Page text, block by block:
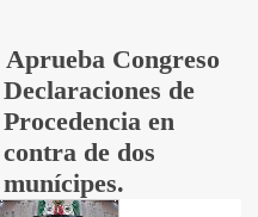
Aprueba Congreso
Declaraciones de
Procedencia en
contra de dos
munícipes.